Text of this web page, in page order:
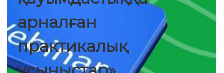
арналған
практикалық